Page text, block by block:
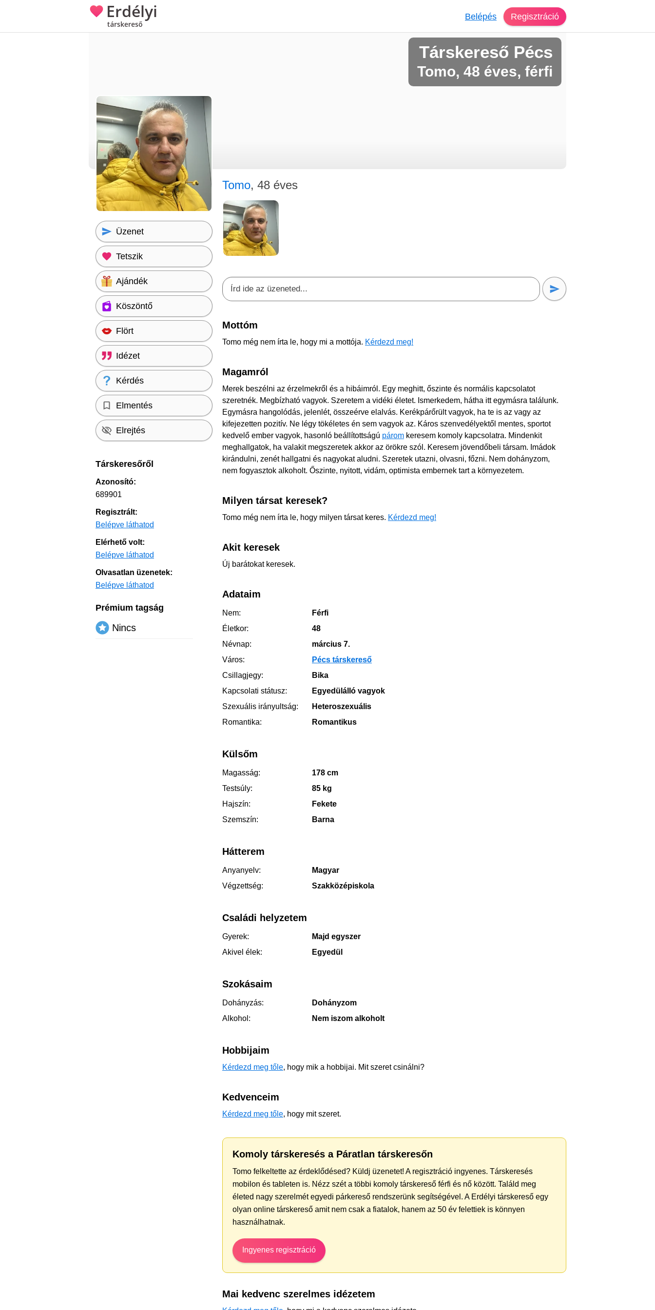
Erdélyi
társkereső
Belépés Regisztráció
Társkereső Pécs
Tomo, 48 éves, férfi
Tomo, 48 éves
Mottóm
Tomo még nem írta le, hogy mi a mottója. Kérdezd meg!
Magamról
Merek beszélni az érzelmekről és a hibáimról. Egy meghitt, őszinte és normális kapcsolatot
szeretnék. Megbízható vagyok. Szeretem a vidéki életet. Ismerkedem, hátha itt egymásra találunk.
Egymásra hangolódás, jelenlét, összeérve elalvás. Kerékpárőrült vagyok, ha te is az vagy az
kifejezetten pozitív. Ne légy tökéletes én sem vagyok az. Káros szenvedélyektől mentes, sportot
kedvelő ember vagyok, hasonló beállítottságú párom keresem komoly kapcsolatra. Mindenkit
meghallgatok, ha valakit megszeretek akkor az örökre szól. Keresem jövendőbeli társam. Imádok
kirándulni, zenét hallgatni és nagyokat aludni. Szeretek utazni, olvasni, főzni. Nem dohányzom,
nem fogyasztok alkoholt. Őszinte, nyitott, vidám, optimista embernek tart a környezetem.
Milyen társat keresek?
Tomo még nem írta le, hogy milyen társat keres. Kérdezd meg!
Akit keresek
Új barátokat keresek.
Adataim
Nem:
Férfi
Életkor:
48
Névnap:
március 7.
Város:
Pécs társkereső
Csillagjegy:
Bika
Kapcsolati státusz:
Egyedülálló vagyok
Szexuális irányultság:
Heteroszexuális
Romantika:
Romantikus
Külsőm
Magasság:
178 cm
Testsúly:
85 kg
Hajszín:
Fekete
Szemszín:
Barna
Hátterem
Anyanyelv:
Magyar
Végzettség:
Szakközépiskola
Családi helyzetem
Gyerek:
Majd egyszer
Akivel élek:
Egyedül
Szokásaim
Dohányzás:
Dohányzom
Alkohol:
Nem iszom alkoholt
Hobbijaim
Kérdezd meg tőle, hogy mik a hobbijai. Mit szeret csinálni?
Kedvenceim
Kérdezd meg tőle, hogy mit szeret.
Komoly társkeresés a Páratlan társkeresőn
Tomo felkeltette az érdeklődésed? Küldj üzenetet! A regisztráció ingyenes. Társkeresés
mobilon és tableten is. Nézz szét a többi komoly társkereső férfi és nő között. Találd meg
életed nagy szerelmét egyedi párkereső rendszerünk segítségével. A Erdélyi társkereső egy
olyan online társkereső amit nem csak a fiatalok, hanem az 50 év felettiek is könnyen
használhatnak.
Ingyenes regisztráció
Mai kedvenc szerelmes idézetem
Üzenet
Tetszik
Ajándék
Köszöntő
Flört
Idézet
Kérdés
Elmentés
Elrejtés
Társkeresőről
Azonosító:
689901
Regisztrált:
Belépve láthatod
Elérhető volt:
Belépve láthatod
Olvasatlan üzenetek:
Belépve láthatod
Prémium tagság
Nincs